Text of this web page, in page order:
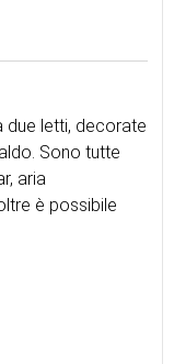
due letti, decorate
Sono tutte
aria
è possibile